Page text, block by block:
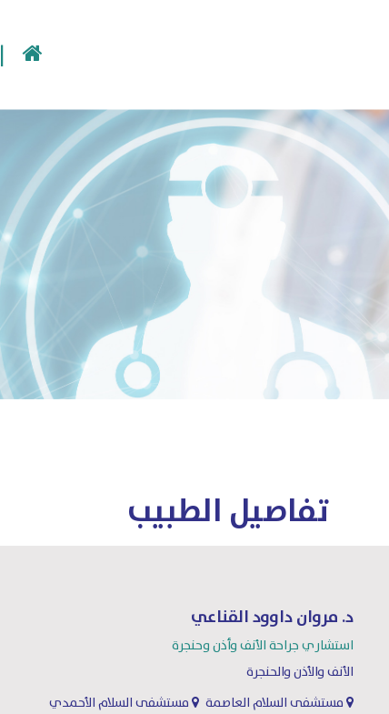
|
تفاصيل الطبيب
د. مروان داوود القناعي
استشاري جراحة الأنف وأذن وحنجرة
الأنف والأذن والحنجرة
مستشفى السلام العاصمة
مستشفى السلام الأحمدي